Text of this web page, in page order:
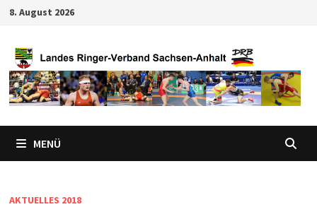
Zum
springen
8. August 2026
MENÜ
AKTUELLES 2018